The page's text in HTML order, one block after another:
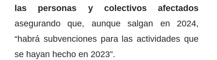
las personas y colectivos afectados
asegurando que, aunque salgan en 2024,
“habrá subvenciones para las actividades que
se hayan hecho en 2023”.